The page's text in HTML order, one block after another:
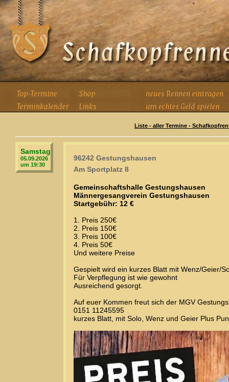
Liste - aller Termine -
Samstag
05.09.2026
um 19:30
96242 Gestungshausen
Am Sportplatz 8
Gemeinschaftshalle Gestungshausen
Männergesangverein Gestungshausen
Startgebühr: 12 €
1. Preis 250€
2. Preis 150€
3. Preis 100€
4. Preis 50€
Und weitere Preise
Gespielt wird ein kurzes Blatt mit Wenz/Geier/
Für Verpflegung ist wie gewohnt
Ausreichend gesorgt.
Auf euer Kommen freut sich der MGV
0151 11245595
kurzes Blatt, mit Solo, Wenz und Geier Plus